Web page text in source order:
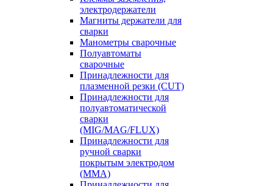
электродержатели
Магниты держатели для
сварки
Манометры сварочные
Полуавтоматы
сварочные
Принадлежности для
плазменной резки (CUT)
Принадлежности для
полуавтоматической
сварки
(MIG/MAG/FLUX)
Принадлежности для
ручной сварки
покрытым электродом
(MMA)